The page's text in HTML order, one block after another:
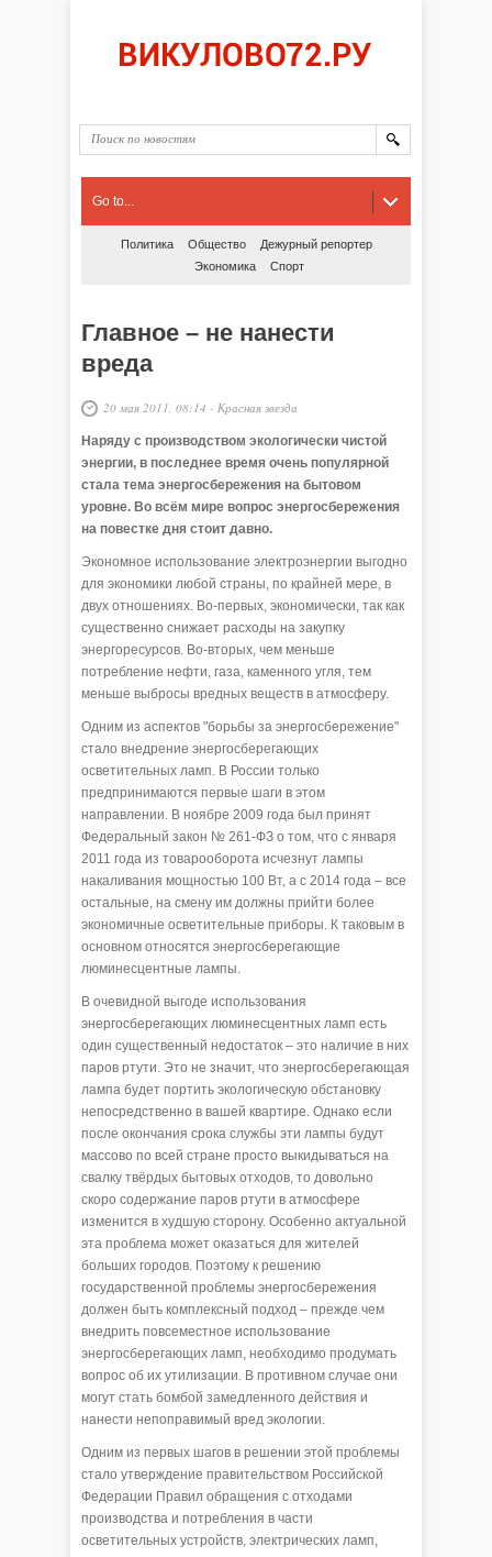
Go to...
Политика Общество
Дежурный репортер
Экономика
Спорт
Главное – не нанести
вреда
20 мая 2011, 08:14 - Красная звезда
Наряду с производством экологически чистой
энергии, в последнее время очень популярной
стала тема энергосбережения на бытовом
уровне. Во всём мире вопрос энергосбережения
на повестке дня стоит давно.
Экономное использование электроэнергии выгодно
для экономики любой страны, по крайней мере, в
двух отношениях. Во-первых, экономически, так как
существенно снижает расходы на закупку
энергоресурсов. Во-вторых, чем меньше
потребление нефти, газа, каменного угля, тем
меньше выбросы вредных веществ в атмосферу.
Одним из аспектов "борьбы за энергосбережение"
стало внедрение энергосберегающих
осветительных ламп. В России только
предпринимаются первые шаги в этом
направлении. В ноябре 2009 года был принят
Федеральный закон № 261-ФЗ о том, что с января
2011 года из товарооборота исчезнут лампы
накаливания мощностью 100 Вт, а с 2014 года – все
остальные, на смену им должны прийти более
экономичные осветительные приборы. К таковым в
основном относятся энергосберегающие
люминесцентные лампы.
В очевидной выгоде использования
энергосберегающих люминесцентных ламп есть
один существенный недостаток – это наличие в них
паров ртути. Это не значит, что энергосберегающая
лампа будет портить экологическую обстановку
непосредственно в вашей квартире. Однако если
после окончания срока службы эти лампы будут
массово по всей стране просто выкидываться на
свалку твёрдых бытовых отходов, то довольно
скоро содержание паров ртути в атмосфере
изменится в худшую сторону. Особенно актуальной
эта проблема может оказаться для жителей
больших городов. Поэтому к решению
государственной проблемы энергосбережения
должен быть комплексный подход – прежде чем
внедрить повсеместное использование
энергосберегающих ламп, необходимо продумать
вопрос об их утилизации. В противном случае они
могут стать бомбой замедленного действия и
нанести непоправимый вред экологии.
Одним из первых шагов в решении этой проблемы
стало утверждение правительством Российской
Федерации Правил обращения с отходами
производства и потребления в части
осветительных устройств, электрических ламп,